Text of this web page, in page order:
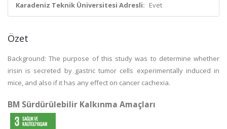
Karadeniz Teknik Üniversitesi Adresli: Evet
Özet
Background: The purpose of this study was to determine whether
irisin is secreted by gastric tumor cells experimentally induced in
mice, and also if it has any effect on cancer cachexia.
BM Sürdürülebilir Kalkınma Amaçları